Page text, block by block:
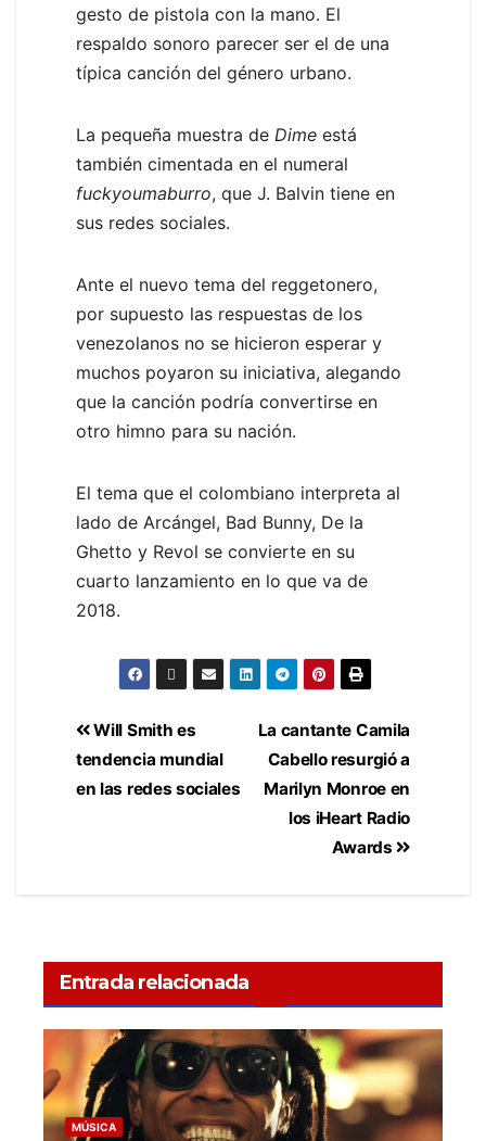
gesto de pistola con la mano. El
respaldo sonoro parecer ser el de una
típica canción del género urbano.
La pequeña muestra de Dime está
también cimentada en el numeral
fuckyoumaburro, que J. Balvin tiene en
sus redes sociales.
Ante el nuevo tema del reggetonero,
por supuesto las respuestas de los
venezolanos no se hicieron esperar y
muchos poyaron su iniciativa, alegando
que la canción podría convertirse en
otro himno para su nación.
El tema que el colombiano interpreta al
lado de Arcángel, Bad Bunny, De la
Ghetto y Revol se convierte en su
cuarto lanzamiento en lo que va de
2018.
La cantante Camila
Cabello resurgió a
Marilyn Monroe en
los iHeart Radio
Awards
Will Smith es
tendencia mundial
en las redes sociales
Entrada relacionada
MÚSICA